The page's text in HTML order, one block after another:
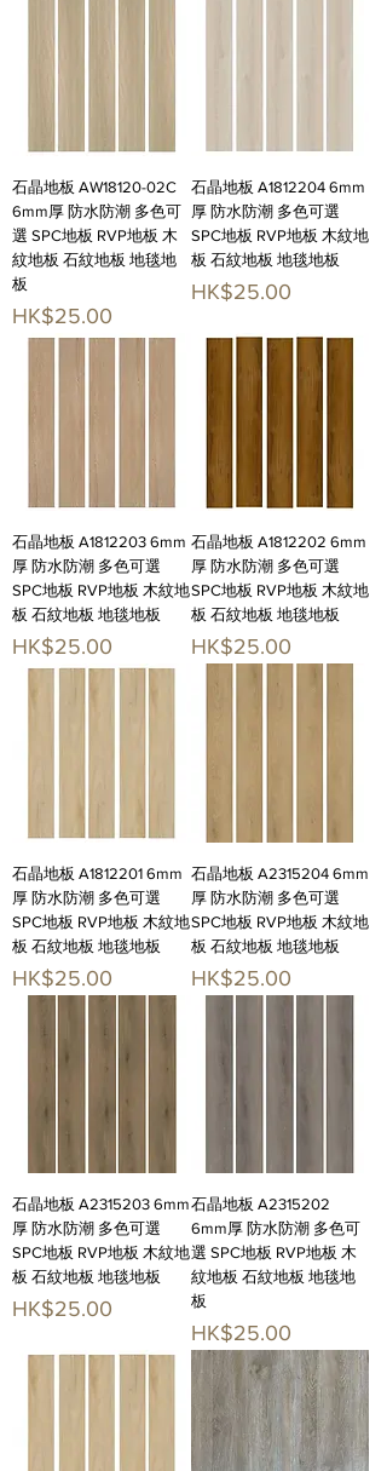
石晶地板 AW18120-02C
6mm厚 防水防潮 多色可
選 SPC地板 RVP地板 木
紋地板 石紋地板 地毯地
板
價格
HK$25.00
石晶地板 A1812204 6mm
厚 防水防潮 多色可選
SPC地板 RVP地板 木紋地
板 石紋地板 地毯地板
價格
HK$25.00
石晶地板 A1812203 6mm
厚 防水防潮 多色可選
SPC地板 RVP地板 木紋地
板 石紋地板 地毯地板
價格
HK$25.00
石晶地板 A1812202 6mm
厚 防水防潮 多色可選
SPC地板 RVP地板 木紋地
板 石紋地板 地毯地板
價格
HK$25.00
石晶地板 A1812201 6mm
厚 防水防潮 多色可選
SPC地板 RVP地板 木紋地
板 石紋地板 地毯地板
價格
HK$25.00
石晶地板 A2315204 6mm
厚 防水防潮 多色可選
SPC地板 RVP地板 木紋地
板 石紋地板 地毯地板
價格
HK$25.00
石晶地板 A2315203 6mm
厚 防水防潮 多色可選
SPC地板 RVP地板 木紋地
板 石紋地板 地毯地板
價格
HK$25.00
石晶地板 A2315202
6mm厚 防水防潮 多色可
選 SPC地板 RVP地板 木
紋地板 石紋地板 地毯地
板
價格
HK$25.00